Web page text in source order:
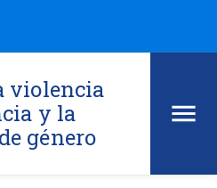
violencia
y la
género